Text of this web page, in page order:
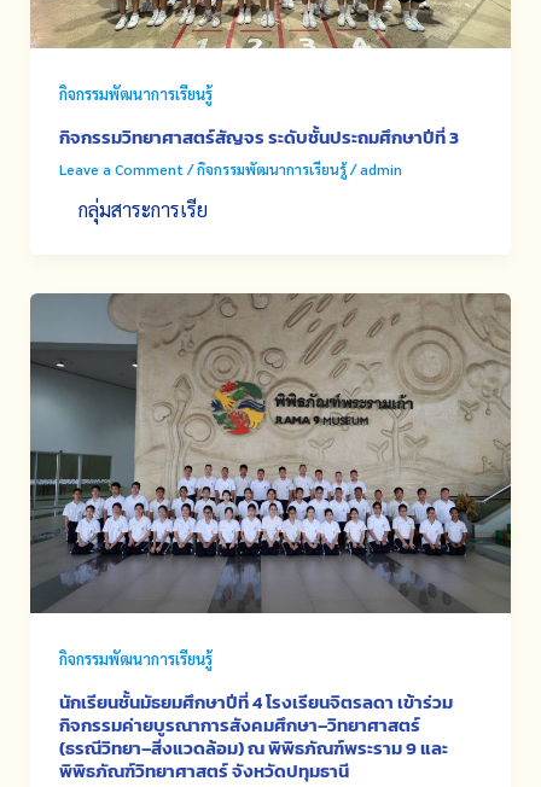
กิจกรรมพัฒนาการเรียนรู้
กิจกรรมวิทยาศาสตร์สัญจร ระดับชั้นประถมศึกษาปีที่ 3
Leave a Comment /กิจกรรมพัฒนาการเรียนรู้/admin
กลุ่มสาระการเรีย
กิจกรรมพัฒนาการเรียนรู้
นักเรียนชั้นมัธยมศึกษาปีที่ 4 โรงเรียนจิตรลดา เข้าร่วม
กิจกรรมค่ายบูรณาการสังคมศึกษา–วิทยาศาสตร์
(ธรณีวิทยา–สิ่งแวดล้อม) ณ พิพิธภัณฑ์พระราม 9 และ
พิพิธภัณฑ์วิทยาศาสตร์ จังหวัดปทุมธานี